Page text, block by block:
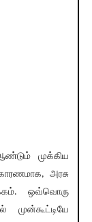
முக்கிய
அரசு
ஒவ்வொரு